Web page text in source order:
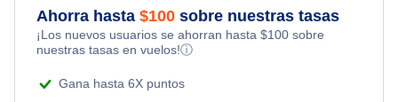
Flights from Nueva York to Estanbul
Flights from Nueva York to Atenas
Romantic Vacations
Adventure Vacations
Ahorra hasta $100 sobre nuestras tasas
¡Los nuevos usuarios se ahorran hasta $100 sobre
nuestras tasas en vuelos!ⓘ
Gana hasta 6X puntos